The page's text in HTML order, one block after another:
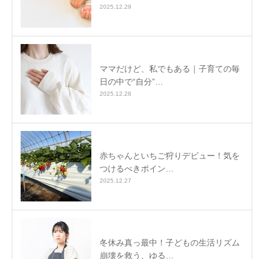
2025.12.29
ママだけど、私でもある｜子育ての毎
日の中で“自分”…
2025.12.28
赤ちゃんといちご狩りデビュー！気を
つけるべきポイン…
2025.12.27
冬休み真っ最中！子どもの生活リズム
崩壊を救う、ゆる…